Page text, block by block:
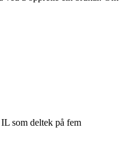
som deltek på fem